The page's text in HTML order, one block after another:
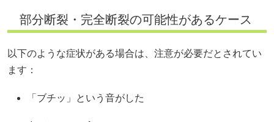
部分断裂・完全断裂の可能性があるケース
以下のような症状がある場合は、注意が必要だとされてい
ます：
「ブチッ」という音がした